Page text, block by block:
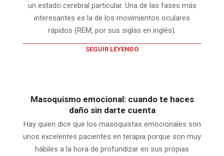
un estado cerebral particular. Una de las fases más
interesantes es la de los movimientos oculares
rápidos (REM, por sus siglas en inglés).
SEGUIR LEYENDO
Masoquismo emocional: cuando te haces
daño sin darte cuenta
Hay quien dice que los masoquistas emocionales son
unos excelentes pacientes en terapia porque son muy
hábiles a la hora de profundizar en sus propias